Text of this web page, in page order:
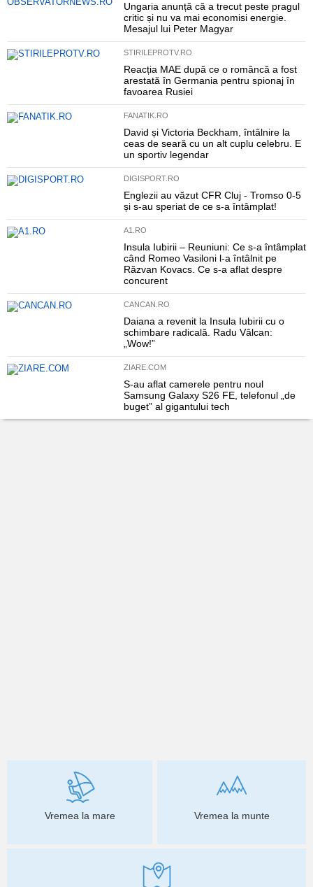
Ungaria anunță că a trecut peste pragul
critic și nu va mai economisi energie.
Mesajul lui Peter Magyar
STIRILEPROTV.RO
Reacția MAE după ce o româncă a fost
arestată în Germania pentru spionaj în
favoarea Rusiei
FANATIK.RO
David și Victoria Beckham, întâlnire la
ceas de seară cu un alt cuplu celebru. E
un sportiv legendar
DIGISPORT.RO
Englezii au văzut CFR Cluj - Tromso 0-5
și s-au speriat de ce s-a întâmplat!
A1.RO
Insula Iubirii – Reuniuni: Ce s-a întâmplat
când Romeo Vasiloni l-a întâlnit pe
Răzvan Kovacs. Ce s-a aflat despre
concurent
CANCAN.RO
Daiana a revenit la Insula Iubirii cu o
schimbare radicală. Radu Vâlcan:
„Wow!”
ZIARE.COM
S-au aflat camerele pentru noul
Samsung Galaxy S26 FE, telefonul „de
buget” al gigantului tech
Vremea la mare Vremea la munte